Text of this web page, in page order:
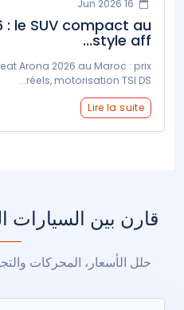
: le SUV compact au
style aff...
Arona 2026 au Maroc : prix
réels, motorisation TSI DS...
Lire la suite
قارن بين
حلل الأسعار، المحركات